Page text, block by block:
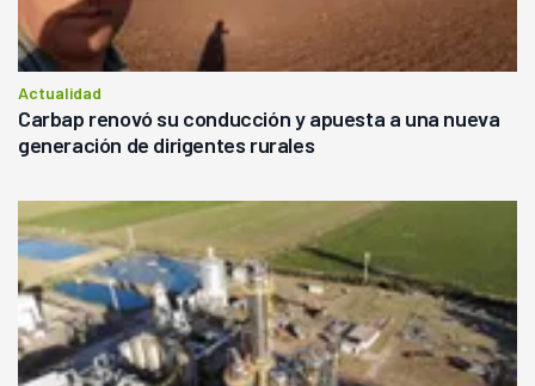
Actualidad
Carbap renovó su conducción y apuesta a una nueva
generación de dirigentes rurales